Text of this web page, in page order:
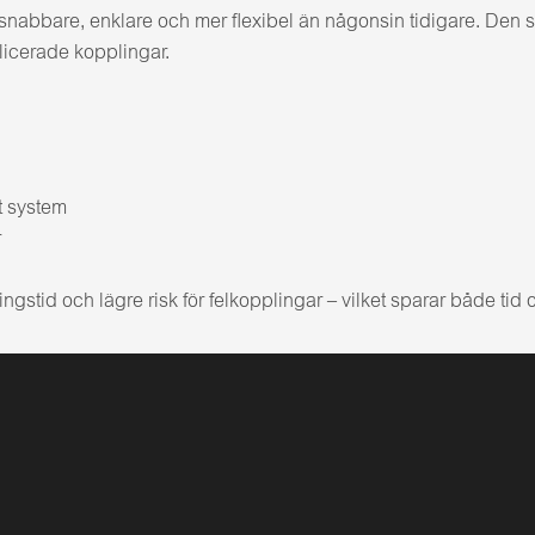
enklare och mer flexibel än någonsin tidigare. Den
kopplingar.
system
och lägre risk för felkopplingar – vilket sparar både tid